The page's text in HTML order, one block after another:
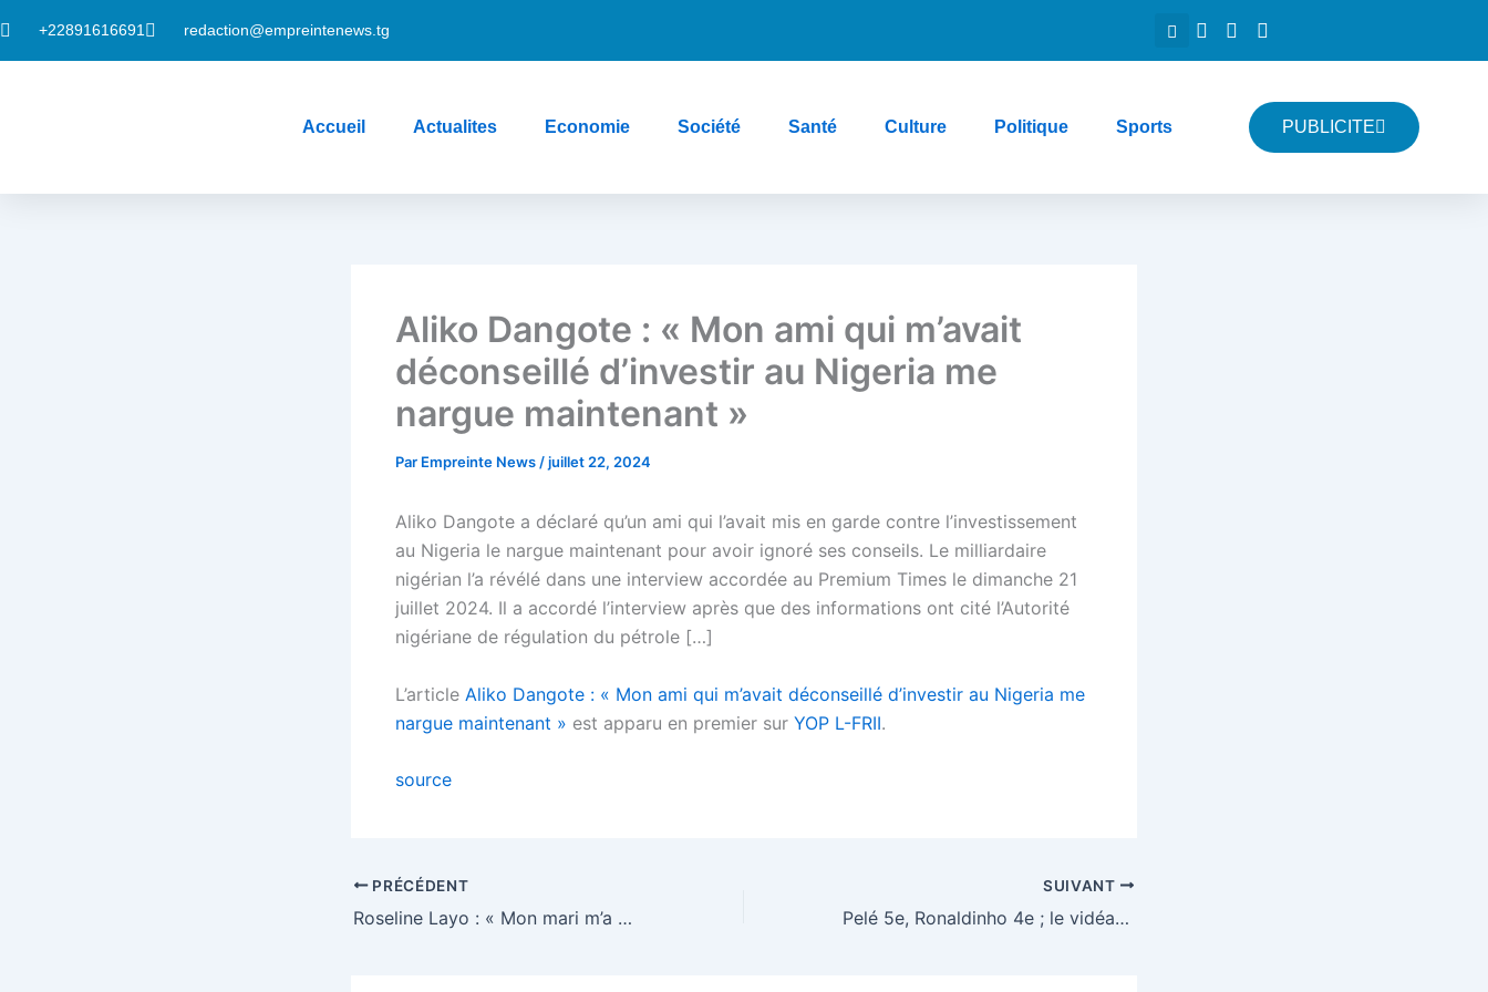
au
+22891616691 redaction@empreintenews.tg
Accueil Actualites Economie Société Santé Culture Politique Sports PUBLICITE
Aliko Dangote : « Mon ami qui m’avait
déconseillé d’investir au Nigeria me
nargue maintenant »
Par Empreinte News /juillet 22, 2024
Aliko Dangote a déclaré qu’un ami qui l’avait mis en garde contre l’investissement
au Nigeria le nargue maintenant pour avoir ignoré ses conseils. Le milliardaire
nigérian l’a révélé dans une interview accordée au Premium Times le dimanche 21
juillet 2024. Il a accordé l’interview après que des informations ont cité l’Autorité
nigériane de régulation du pétrole […]
L’article Aliko Dangote : « Mon ami qui m’avait déconseillé d’investir au Nigeria me
nargue maintenant » est apparu en premier sur YOP L-FRII.
source
PRÉCÉDENT
Roseline Layo : « Mon mari m’a motivée à être artiste grâce à… »
SUIVANT
Pelé 5e, Ronaldinho 4e ; le vidéaste Mohamed Henni choisit son GOAT et fait un classement incroyable